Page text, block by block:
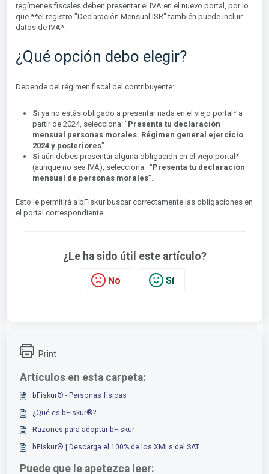
regímenes fiscales deben presentar el IVA en el nuevo portal, por lo
que **el registro "Declaración Mensual ISR" también puede incluir
datos de IVA*.
¿Qué opción debo elegir?
Depende del régimen fiscal del contribuyente:
Si ya no estás obligado a presentar nada en el viejo portal* a
partir de 2024, selecciona: "Presenta tu declaración
mensual personas morales. Régimen general ejercicio
2024 y posteriores".
Si aún debes presentar alguna obligación en el viejo portal*
(aunque no sea IVA), selecciona: "Presenta tu declaración
mensual de personas morales".
Esto le permitirá a bFiskur buscar correctamente las obligaciones en
el portal correspondiente.
¿Le ha sido útil este artículo?
No Sí
Print
Artículos en esta carpeta:
bFiskur®︎ - Personas físicas
¿Qué es bFiskur®?
Razones para adoptar bFiskur
bFiskur®️ | Descarga el 100% de los XMLs del SAT
Puede que le apetezca leer: